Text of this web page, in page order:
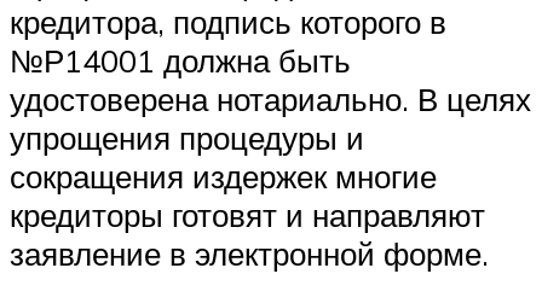
кредитора, подпись которого в
№Р14001 должна быть
удостоверена нотариально. В целях
упрощения процедуры и
сокращения издержек многие
кредиторы готовят и направляют
заявление в электронной форме.